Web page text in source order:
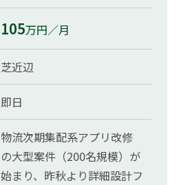
105万円／月
芝近辺
即日
物流次期集配系アプリ改修
の大型案件（200名規模）が
始まり、昨秋より詳細設計フ